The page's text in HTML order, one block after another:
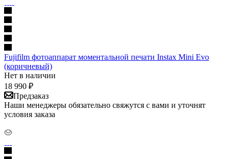
Fujifilm фотоаппарат моментальной печати Instax Mini Evo
(коричневый)
Нет в наличии
18 990 ₽
Предзаказ
Наши менеджеры обязательно свяжутся с вами и уточнят
условия заказа